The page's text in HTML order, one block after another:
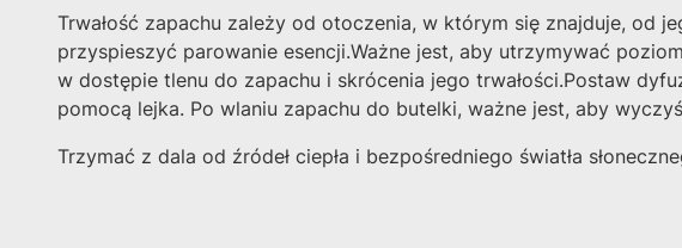
Trwałość zapachu zależy od otoczenia, w którym się znajduje, od
przyspieszyć parowanie esencji.Ważne jest, aby utrzymywać
w dostępie tlenu do zapachu i skrócenia jego trwałości.Postaw
pomocą lejka. Po wlaniu zapachu do butelki, ważne jest, aby
Trzymać z dala od źródeł ciepła i bezpośredniego światła